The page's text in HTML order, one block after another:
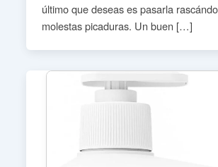
último que deseas es pasarla
molestas picaduras. Un buen […]